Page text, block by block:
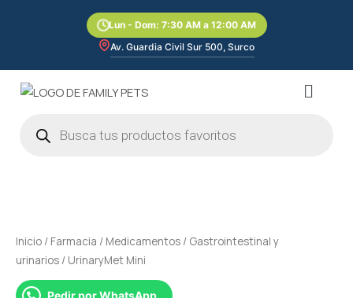
Lun - Dom: 7:30 AM a 12:00 AM
Av. Guardia Civil Sur 500, Surco
Menú
productos
Inicio / Farmacia / Medicamentos / Gastrointestinal y
urinarios / UrinaryMet Mini
Pedir por WhatsApp